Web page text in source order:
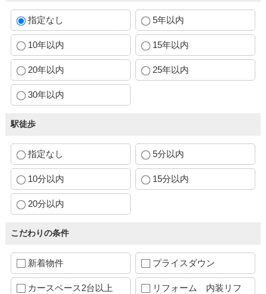
指定なし 5年以内
10年以内 15年以内
20年以内 25年以内
30年以内
駅徒歩
指定なし 5分以内
10分以内 15分以内
20分以内
こだわりの条件
新着物件 プライスダウン
カースペース2台以上
リフォーム 内装リフ